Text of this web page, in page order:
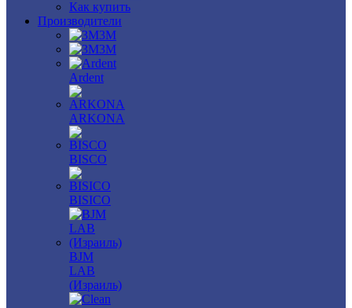
Как купить
Производители
3M
3М
Ardent
ARKONA
BISCO
BISICO
BJM
LAB
(Израиль)